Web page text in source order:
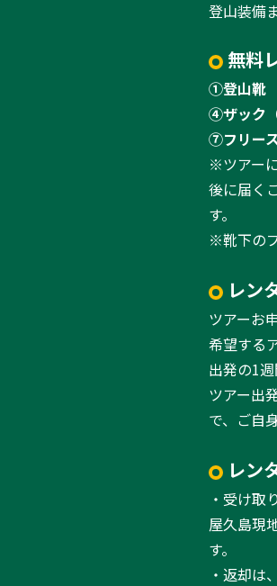
登山装備
無料
①登山靴
④ザック
⑦フリー
※ツアー
後に届く
す。
※靴下の
レン
ツアーお
希望する
出発の1
ツアー出
で、ご自
レン
・受け取
屋久島現
す。
・返却は